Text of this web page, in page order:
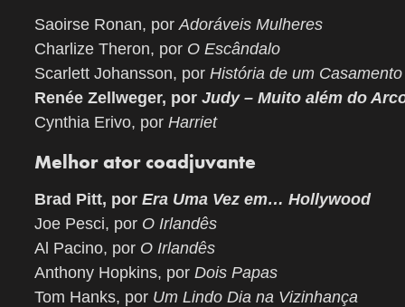
Saoirse Ronan, porAdoráveis Mulheres
Charlize Theron, por O Escândalo
Scarlett Johansson, por História de um Casamento
Renée Zellweger, por Judy – Muito além do
Cynthia Erivo, por Harriet
Melhor ator coadjuvante
Brad Pitt, por Era Uma Vez em… Hollywood
Joe Pesci, por O Irlandês
Al Pacino, por O Irlandês
Anthony Hopkins, por Dois Papas
Tom Hanks, por Um Lindo Dia na Vizinhança